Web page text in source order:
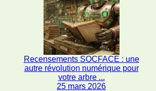
Recensements SOCFACE : une
autre révolution numérique pour
votre arbre ...
25 mars 2026